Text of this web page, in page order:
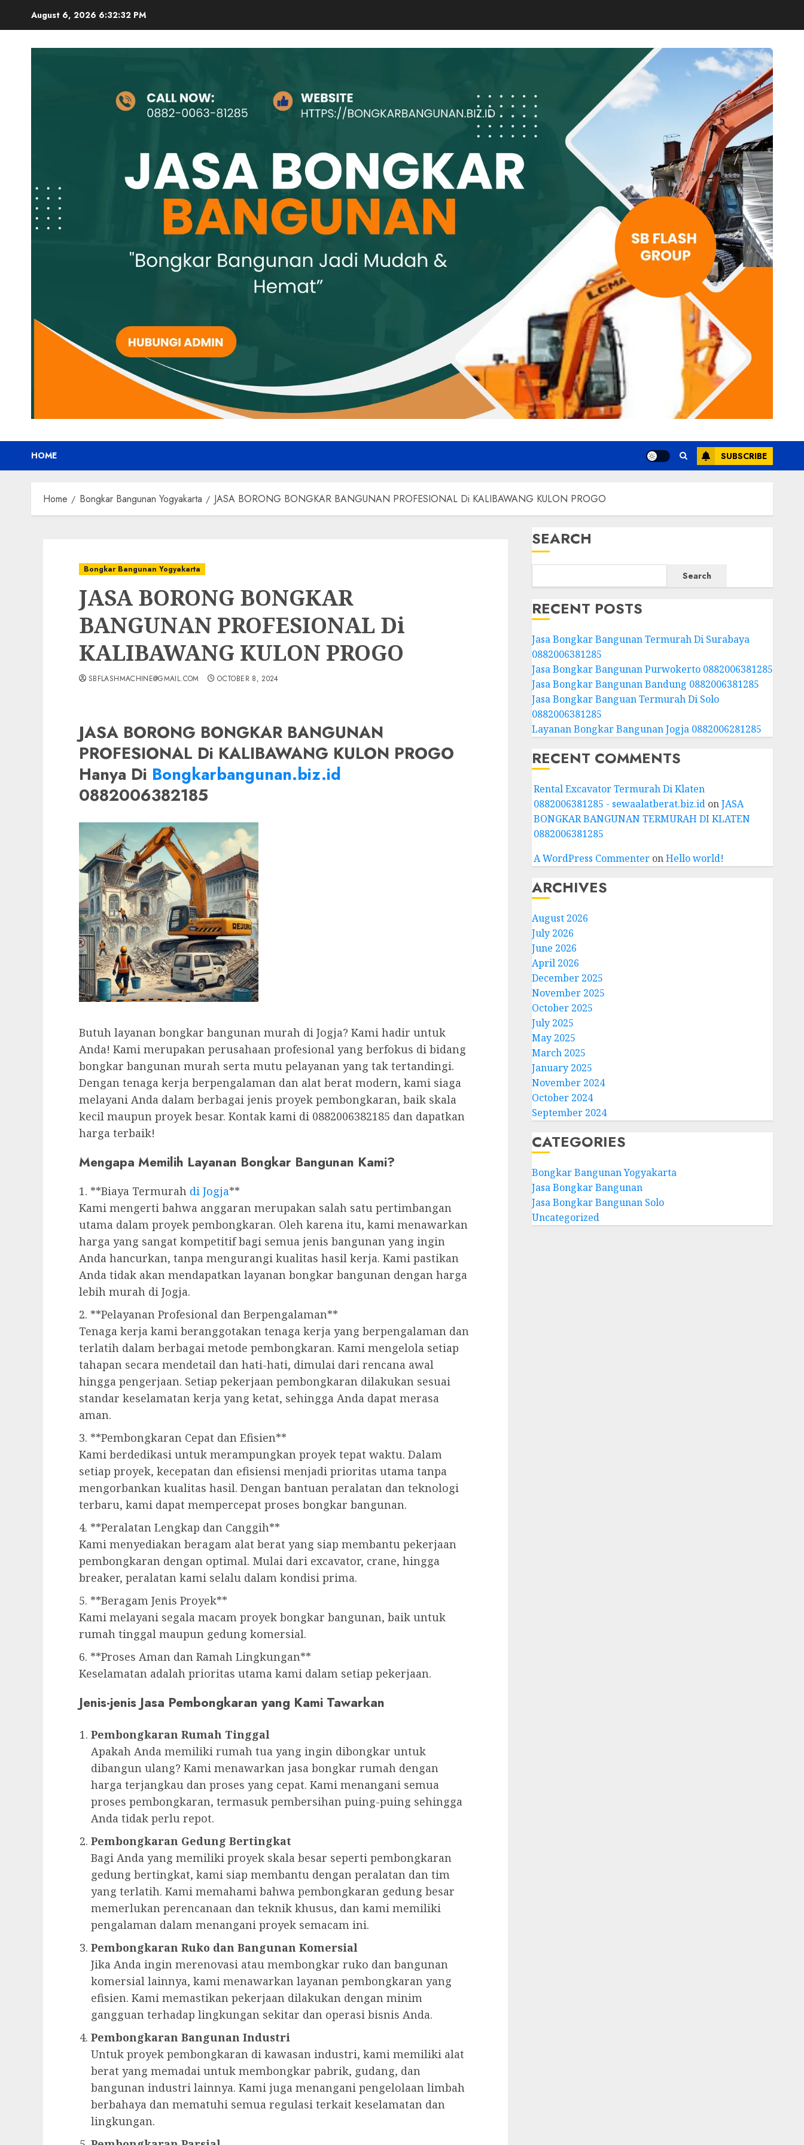
August 6, 2026 6:32:33 PM
HOME SUBSCRIBE
Home Bongkar Bangunan Yogyakarta JASA BORONG BONGKAR BANGUNAN PROFESIONAL Di KALIBAWANG KULON PROGO
Bongkar Bangunan Yogyakarta
JASA BORONG BONGKAR
BANGUNAN PROFESIONAL Di
KALIBAWANG KULON PROGO
SBFLASHMACHINE@GMAIL.COM OCTOBER 8, 2024
JASA BORONG BONGKAR BANGUNAN
PROFESIONAL Di KALIBAWANG KULON PROGO
Hanya Di Bongkarbangunan.biz.id
0882006382185
Butuh layanan bongkar bangunan murah di Jogja? Kami hadir untuk
Anda! Kami merupakan perusahaan profesional yang berfokus di bidang
bongkar bangunan murah serta mutu pelayanan yang tak tertandingi.
Dengan tenaga kerja berpengalaman dan alat berat modern, kami siaga
melayani Anda dalam berbagai jenis proyek pembongkaran, baik skala
kecil maupun proyek besar. Kontak kami di 0882006382185 dan dapatkan
harga terbaik!
Mengapa Memilih Layanan Bongkar Bangunan Kami?
1. **Biaya Termurah di Jogja**
Kami mengerti bahwa anggaran merupakan salah satu pertimbangan
utama dalam proyek pembongkaran. Oleh karena itu, kami menawarkan
harga yang sangat kompetitif bagi semua jenis bangunan yang ingin
Anda hancurkan, tanpa mengurangi kualitas hasil kerja. Kami pastikan
Anda tidak akan mendapatkan layanan bongkar bangunan dengan harga
lebih murah di Jogja.
2. **Pelayanan Profesional dan Berpengalaman**
Tenaga kerja kami beranggotakan tenaga kerja yang berpengalaman dan
terlatih dalam berbagai metode pembongkaran. Kami mengelola setiap
tahapan secara mendetail dan hati-hati, dimulai dari rencana awal
hingga pengerjaan. Setiap pekerjaan pembongkaran dilakukan sesuai
standar keselamatan kerja yang ketat, sehingga Anda dapat merasa
aman.
3. **Pembongkaran Cepat dan Efisien**
Kami berdedikasi untuk merampungkan proyek tepat waktu. Dalam
setiap proyek, kecepatan dan efisiensi menjadi prioritas utama tanpa
mengorbankan kualitas hasil. Dengan bantuan peralatan dan teknologi
terbaru, kami dapat mempercepat proses bongkar bangunan.
4. **Peralatan Lengkap dan Canggih**
Kami menyediakan beragam alat berat yang siap membantu pekerjaan
pembongkaran dengan optimal. Mulai dari excavator, crane, hingga
breaker, peralatan kami selalu dalam kondisi prima.
5. **Beragam Jenis Proyek**
Kami melayani segala macam proyek bongkar bangunan, baik untuk
rumah tinggal maupun gedung komersial.
6. **Proses Aman dan Ramah Lingkungan**
Keselamatan adalah prioritas utama kami dalam setiap pekerjaan.
Jenis-jenis Jasa Pembongkaran yang Kami Tawarkan
Pembongkaran Rumah Tinggal
Apakah Anda memiliki rumah tua yang ingin dibongkar untuk
dibangun ulang? Kami menawarkan jasa bongkar rumah dengan
harga terjangkau dan proses yang cepat. Kami menangani semua
proses pembongkaran, termasuk pembersihan puing-puing sehingga
Anda tidak perlu repot.
Pembongkaran Gedung Bertingkat
Bagi Anda yang memiliki proyek skala besar seperti pembongkaran
gedung bertingkat, kami siap membantu dengan peralatan dan tim
yang terlatih. Kami memahami bahwa pembongkaran gedung besar
memerlukan perencanaan dan teknik khusus, dan kami memiliki
pengalaman dalam menangani proyek semacam ini.
Pembongkaran Ruko dan Bangunan Komersial
Jika Anda ingin merenovasi atau membongkar ruko dan bangunan
komersial lainnya, kami menawarkan layanan pembongkaran yang
efisien. Kami memastikan pekerjaan dilakukan dengan minim
gangguan terhadap lingkungan sekitar dan operasi bisnis Anda.
Pembongkaran Bangunan Industri
Untuk proyek pembongkaran di kawasan industri, kami memiliki alat
berat yang memadai untuk membongkar pabrik, gudang, dan
bangunan industri lainnya. Kami juga menangani pengelolaan limbah
berbahaya dan mematuhi semua regulasi terkait keselamatan dan
lingkungan.
SEARCH
Search
RECENT POSTS
Jasa Bongkar Bangunan Termurah Di Surabaya
0882006381285
Jasa Bongkar Bangunan Purwokerto 0882006381285
Jasa Bongkar Bangunan Bandung 0882006381285
Jasa Bongkar Banguan Termurah Di Solo
0882006381285
Layanan Bongkar Bangunan Jogja 0882006281285
RECENT COMMENTS
Rental Excavator Termurah Di Klaten
0882006381285 - sewaalatberat.biz.idonJASA
BONGKAR BANGUNAN TERMURAH DI KLATEN
0882006381285
A WordPress CommenteronHello world!
ARCHIVES
August 2026
July 2026
June 2026
April 2026
December 2025
November 2025
October 2025
July 2025
May 2025
March 2025
January 2025
November 2024
October 2024
September 2024
CATEGORIES
Bongkar Bangunan Yogyakarta
Jasa Bongkar Bangunan
Jasa Bongkar Bangunan Solo
Uncategorized